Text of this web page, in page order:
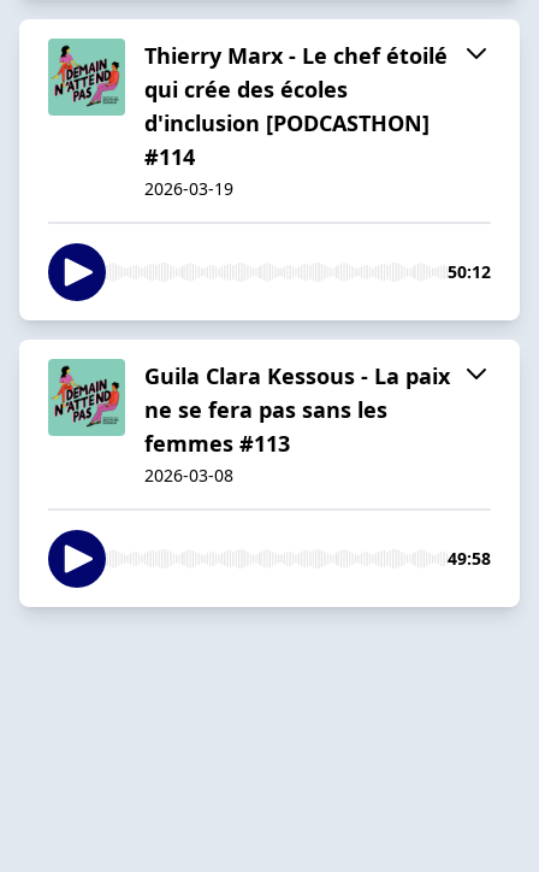
Thierry Marx - Le chef étoilé
qui crée des écoles
d'inclusion [PODCASTHON]
#114
2026-03-19
50:12
Guila Clara Kessous - La paix
ne se fera pas sans les
femmes #113
2026-03-08
49:58